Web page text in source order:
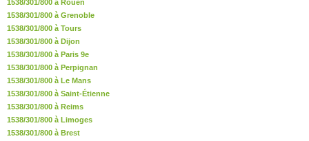
1538/301/800 à Rouen
1538/301/800 à Grenoble
1538/301/800 à Tours
1538/301/800 à Dijon
1538/301/800 à Paris 9e
1538/301/800 à Perpignan
1538/301/800 à Le Mans
1538/301/800 à Saint-Étienne
1538/301/800 à Reims
1538/301/800 à Limoges
1538/301/800 à Brest